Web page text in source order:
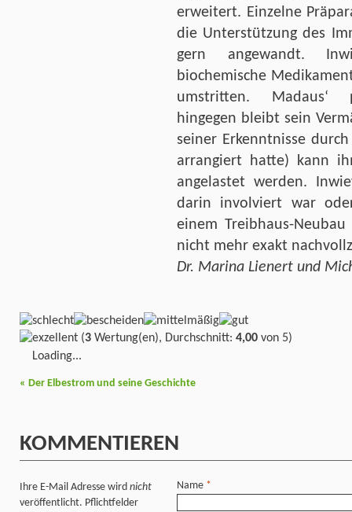
erweitert. Einzelne
die Unterstützung des
gern angewandt.
biochemische
umstritten. Madaus‘
hingegen bleibt sein
seiner Erkenntnisse
arrangiert hatte) kann
angelastet werden.
darin involviert war
einem Treibhaus-
nicht mehr exakt
Dr. Marina Lienert und
(3 Wertung(en), Durchschnitt: 4,00 von 5)
Loading...
« Der Elbestrom und seine Geschichte
KOMMENTIEREN
Ihre E-Mail Adresse wird nicht
veröffentlicht. Pflichtfelder
Name *